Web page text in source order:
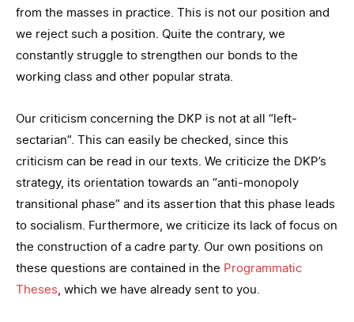
from the masses in practice. This is not our position and
we reject such a position. Quite the contrary, we
constantly struggle to strengthen our bonds to the
working class and other popular strata.
Our criticism concerning the DKP is not at all “left-
sectarian”. This can easily be checked, since this
criticism can be read in our texts. We criticize the DKP’s
strategy, its orientation towards an “anti-monopoly
transitional phase” and its assertion that this phase leads
to socialism. Furthermore, we criticize its lack of focus on
the construction of a cadre party. Our own positions on
these questions are contained in the Programmatic
Theses, which we have already sent to you.